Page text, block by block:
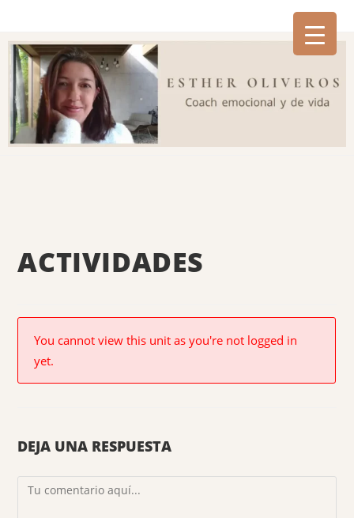
ACTIVIDADES
You cannot view this unit as you're not logged in
yet.
DEJA UNA RESPUESTA